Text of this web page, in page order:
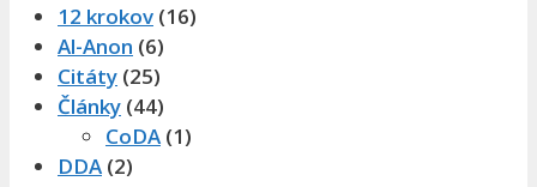
12 krokov (16)
Al-Anon (6)
Citáty (25)
Články (44)
CoDA (1)
DDA (2)